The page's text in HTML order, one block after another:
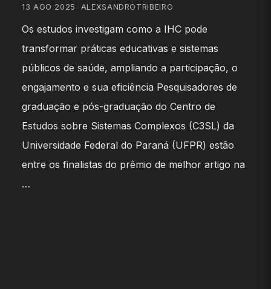
13 AGO 2025 ALEXSANDROTRIBEIRO
Os estudos investigam como a IHC pode
transformar práticas educativas e sistemas
públicos de saúde, ampliando a participação, o
engajamento e sua eficiência Pesquisadores de
graduação e pós-graduação do Centro de
Estudos sobre Sistemas Complexos (C3SL) da
Universidade Federal do Paraná (UFPR) estão
entre os finalistas do prêmio de melhor artigo na
…